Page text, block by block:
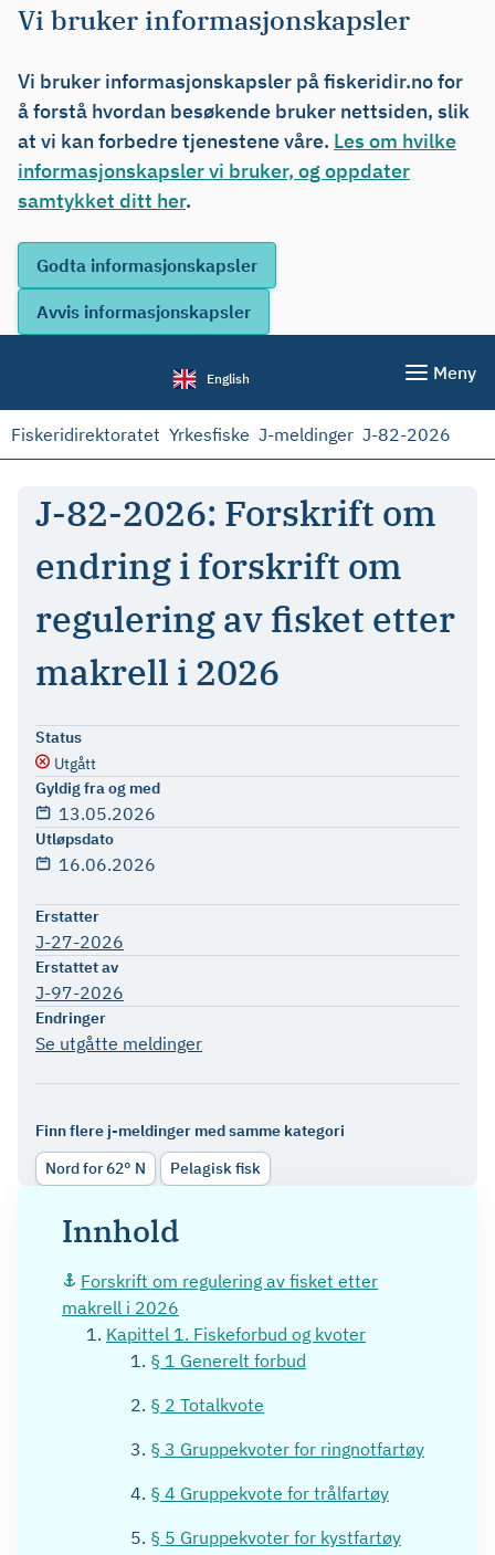
Vi bruker informasjonskapsler
Vi bruker informasjonskapsler på fiskeridir.no for
å forstå hvordan besøkende bruker nettsiden, slik
at vi kan forbedre tjenestene våre. Les om hvilke
informasjonskapsler vi bruker, og oppdater
samtykket ditt her.
English Meny
Fiskeridirektoratet Yrkesfiske J-meldinger J-82-2026
J-82-2026: Forskrift om
endring i forskrift om
regulering av fisket etter
makrell i 2026
Status
Utgått
Gyldig fra og med
13.05.2026
Utløpsdato
16.06.2026
Erstatter
J-27-2026
Erstattet av
J-97-2026
Endringer
Se utgåtte meldinger
Finn flere j-meldinger med samme kategori
Nord for 62° N
Pelagisk fisk
Innhold
Forskrift om regulering av fisket etter
makrell i 2026
Kapittel 1. Fiskeforbud og kvoter
§ 1 Generelt forbud
§ 2 Totalkvote
§ 3 Gruppekvoter for ringnotfartøy
§ 4 Gruppekvote for trålfartøy
§ 5 Gruppekvoter for kystfartøy